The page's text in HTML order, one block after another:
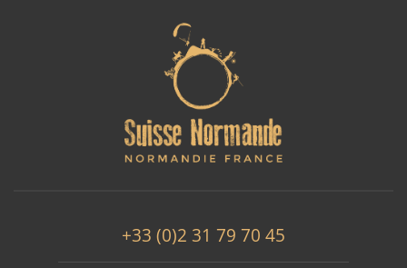
+33 (0)2 31 79 70 45